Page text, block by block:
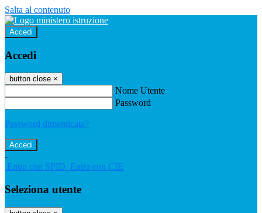
Salta al contenuto
Accedi
Accedi
button close ×
Nome Utente
Password
Password dimenticata?
-
Entra con SPID Entra con CIE
Seleziona utente